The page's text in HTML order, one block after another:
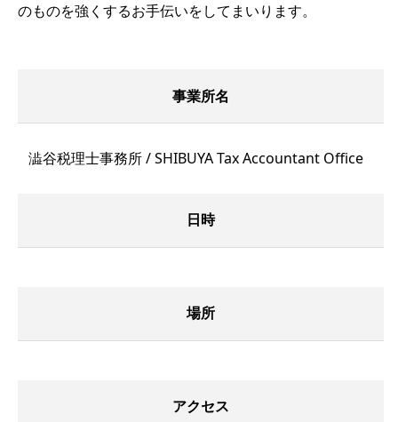
のものを強くするお手伝いをしてまいります。
事業所名
澁谷税理士事務所 / SHIBUYA Tax Accountant Office
日時
場所
アクセス